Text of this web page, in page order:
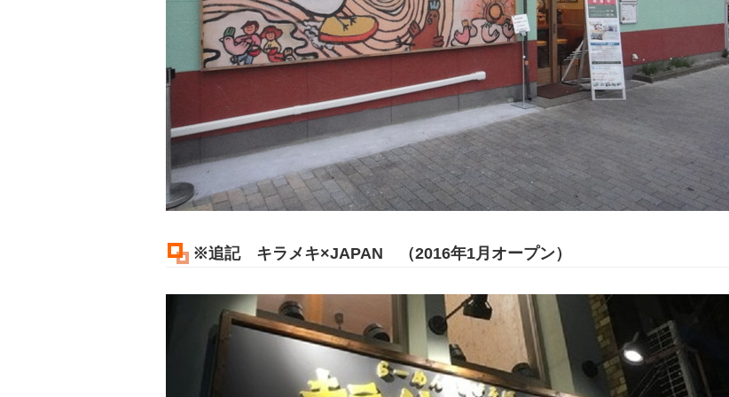
※追記 キラメキ×JAPAN （2016年1月オープン）